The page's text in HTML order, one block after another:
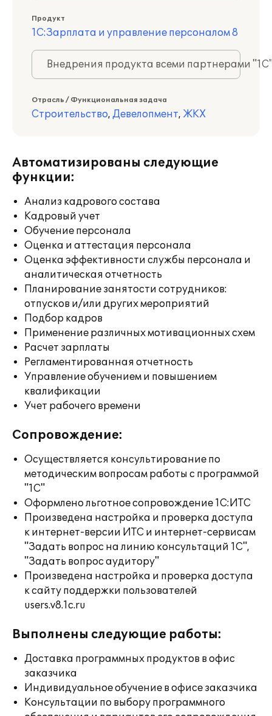
Продукт
1С:Зарплата и управление персоналом 8
Внедрения продукта всеми партнерами
Отрасль / Функциональная задача
Строительство, Девелопмент, ЖКХ
Автоматизированы следующие
функции:
Анализ кадрового состава
Кадровый учет
Обучение персонала
Оценка и аттестация персонала
Оценка эффективности службы персонала и
аналитическая отчетность
Планирование занятости сотрудников:
отпусков и/или других мероприятий
Подбор кадров
Применение различных мотивационных схем
Расчет зарплаты
Регламентированная отчетность
Управление обучением и повышением
квалификации
Учет рабочего времени
Сопровождение:
Осуществляется консультирование по
методическим вопросам работы с программой
"1С"
Оформлено льготное сопровождение 1С:ИТС
Произведена настройка и проверка доступа
к интернет-версии ИТС и интернет-сервисам
"Задать вопрос на линию консультаций 1С",
"Задать вопрос аудитору"
Произведена настройка и проверка доступа
к сайту поддержки пользователей
users.v8.1c.ru
Выполнены следующие работы:
Доставка программных продуктов в офис
заказчика
Индивидуальное обучение в офисе заказчика
Консультации по выбору программного